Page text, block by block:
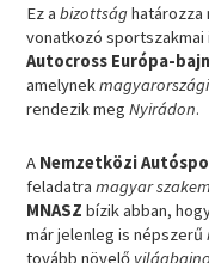
Ez abizottsághatározza
vonatkozó
Autocross Európa-
amelynekmagyarországi
rendezik megNyirádon.
A Nemzetközi
feladatramagyar
MNASZ bízik abban,
már jelenleg is népszerű
tovább növelő